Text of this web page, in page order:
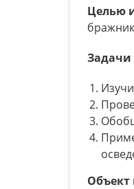
Целью
Задачи
Объект